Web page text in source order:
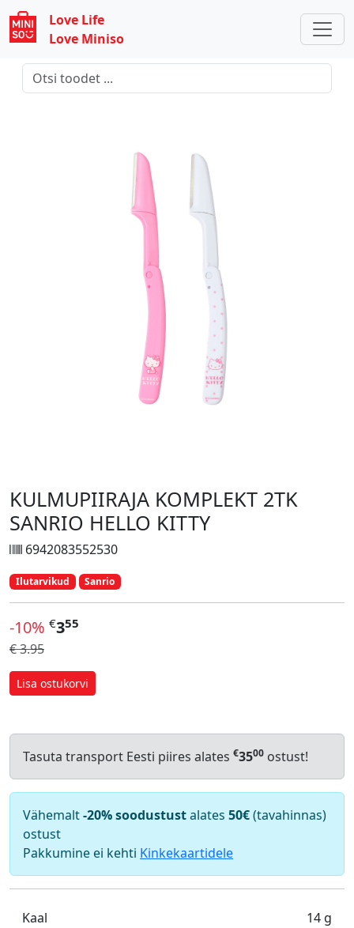
Love Life
Love Miniso
KULMUPIIRAJA KOMPLEKT 2TK
SANRIO HELLO KITTY
6942083552530
Ilutarvikud Sanrio
-10% €355
€ 3.95
Lisa ostukorvi
Tasuta transport Eesti piires alates €3500 ostust!
Vähemalt-20% soodustustalates 50€(tavahinnas)
ostust
Pakkumine ei kehti Kinkekaartidele
Kaal
14 g